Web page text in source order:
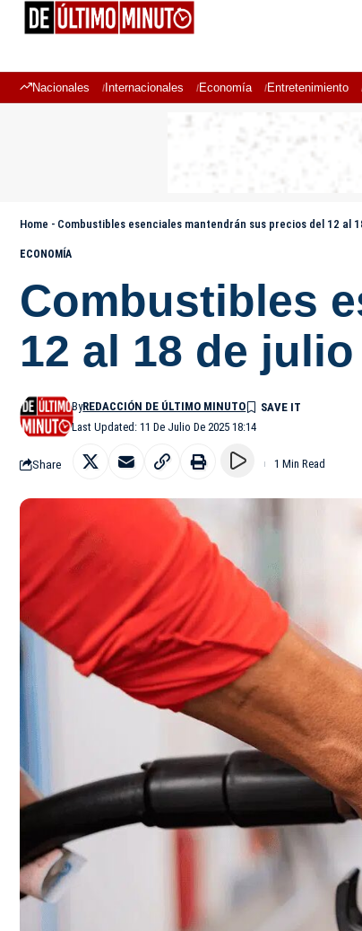
Nacionales Internacionales Economía Entretenimiento
Home - Combustibles esenciales mantendrán sus precios del 12 al
ECONOMÍA
Combustibles
12 al 18 de julio
Last Updated: 11 De Julio De 2025 18:14
ByREDACCIÓN DE ÚLTIMO MINUTO
Share 1 Min Read